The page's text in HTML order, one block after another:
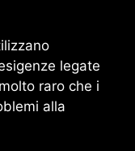
legate
raro che i
alla